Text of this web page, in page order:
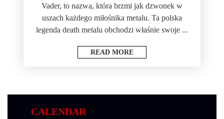
Vader, to nazwa, która brzmi jak dzwonek w
uszach każdego miłośnika metalu. Ta polska
legenda death metalu obchodzi właśnie swoje ...
READ MORE
CALENDAR